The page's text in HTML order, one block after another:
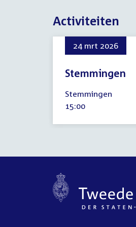
Activiteiten
24 mrt 2026
Stemmingen
maart
2026
Stemmingen
Tijd
15:00